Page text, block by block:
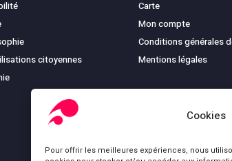
Cookies
Pour offrir les meilleures expériences, nous
citoyennes
Carte
Mon compte
Conditions générales
Mentions légales